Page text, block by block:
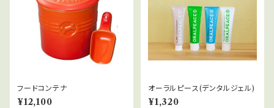
フードコンテナ
¥12,100
オーラルピース(デンタルジェル)
¥1,320